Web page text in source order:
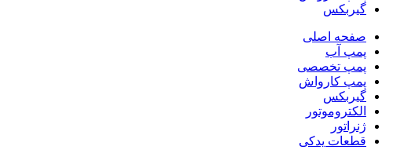
گیربکس
صفحه اصلی
پمپ آب
پمپ تخصصی
پمپ کارواش
گیربکس
الکتروموتور
ژنراتور
قطعات یدکی